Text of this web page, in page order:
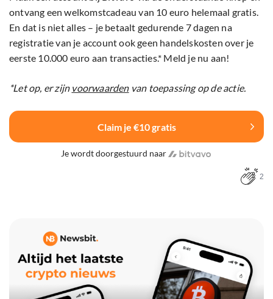
ontvang een welkomstcadeau van 10 euro helemaal gratis.
En dat is niet alles – je betaalt gedurende 7 dagen na
registratie van je account ook geen handelskosten over je
eerste 10.000 euro aan transacties.* Meld je nu aan!
*Let op, er zijn voorwaardenvan toepassing op de actie.
Claim je €10 gratis
Je wordt doorgestuurd naar
2